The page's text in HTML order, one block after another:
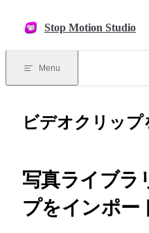
Stop Motion Studio
Menu
ビデオクリッ
写真ライブラ
プをインポー